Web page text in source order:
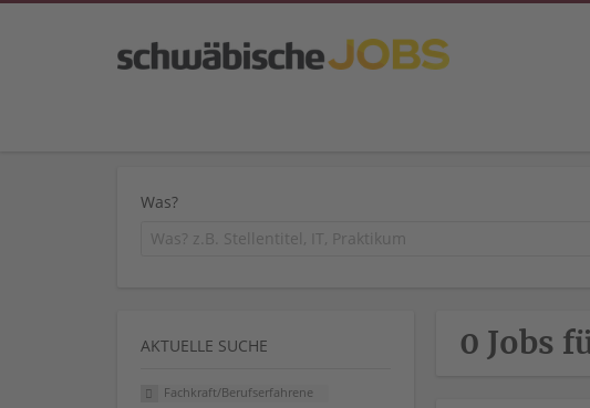
Was?
0 Jobs
AKTUELLE SUCHE
Fachkraft/Berufserfahrene